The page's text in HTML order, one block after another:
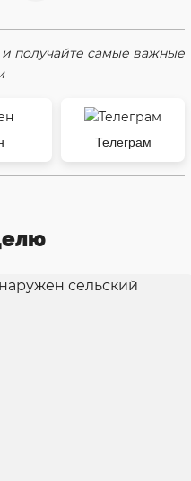
получайте самые важные
Телеграм